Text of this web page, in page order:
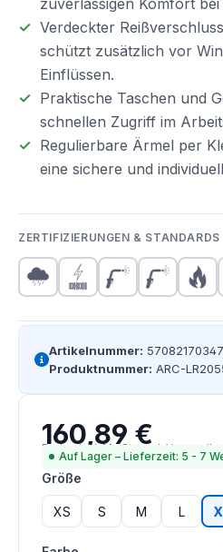
zuverlässigen Komfort
Verdeckter
schützt zusätzlich vor
Einflüssen.
Praktische Taschen und
schnellen Zugriff im
Regulierbare Ärmel per
eine sichere und
ZERTIFIZIERUNGEN & STANDARDS
Artikelnummer:
Produktnummer: ARC-
Regulärer Preis:
160,89 €
Preise inkl. MwSt. zzgl.
Auf Lager – Lieferzeit: 5 - 7
Größe
XS S M L